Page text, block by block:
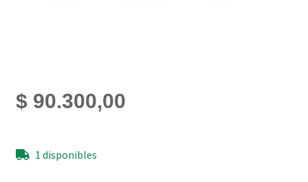
$90.300,00
1 disponibles